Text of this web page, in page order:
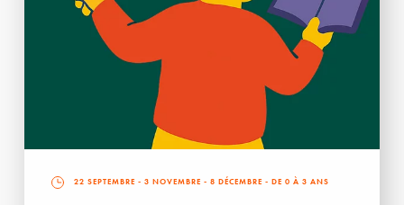
22 SEPTEMBRE - 3 NOVEMBRE - 8 DÉCEMBRE - DE 0 À 3 ANS